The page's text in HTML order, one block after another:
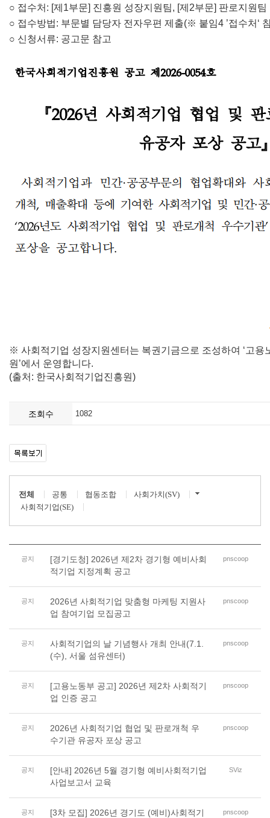
○ 접수처: [제1부문] 진흥원 성장지원팀, [제2부문] 판로지원팀
○ 접수방법: 부문별 담당자 전자우편 제출(※ 붙임4 ’접수처‘
○ 신청서류: 공고문 참고
※ 사회적기업 성장지원센터는 복권기금으로 조성하여 ‘고용
원’에서 운영합니다.
(출처: 한국사회적기업진흥원)
조회수 1082
전체 공통 협동조합
사회가치(SV)
사회적기업(SE)
공지
[경기도청] 2026년 제2차 경기형 예비사회
적기업 지정계획 공고
pnscoop
공지
2026년 사회적기업 맞춤형 마케팅 지원사
업 참여기업 모집공고
pnscoop
공지
사회적기업의 날 기념행사 개최 안내(7.1.
(수), 서울 섬유센터)
pnscoop
공지
[고용노동부 공고] 2026년 제2차 사회적기
업 인증 공고
pnscoop
공지
2026년 사회적기업 협업 및 판로개척 우
수기관 유공자 포상 공고
pnscoop
공지
[안내] 2026년 5월 경기형 예비사회적기업
사업보고서 교육
SViz
공지
[3차 모집] 2026년 경기도 (예비)사회적기
pnscoop